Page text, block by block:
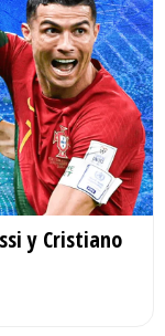
y Cristiano